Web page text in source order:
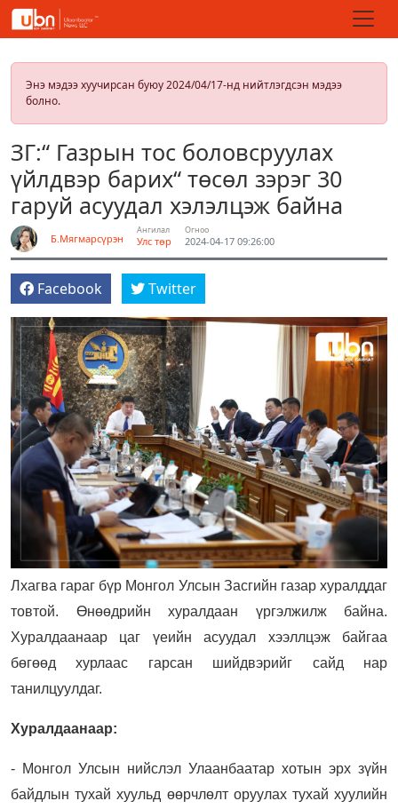
Энэ мэдээ хуучирсан буюу 2024/04/17-нд нийтлэгдсэн мэдээ
болно.
ЗГ:“ Газрын тос боловсруулах
үйлдвэр барих“ төсөл зэрэг 30
гаруй асуудал хэлэлцэж байна
Б.Мягмарсүрэн
Ангилал
Улс төр
Огноо
2024-04-17 09:26:00
Facebook Twitter
Лхагва гараг бүр Монгол Улсын Засгийн газар хуралддаг
товтой. Өнөөдрийн хуралдаан үргэлжилж байна.
Хуралдаанаар цаг үеийн асуудал хээллцэж байгаа
бөгөөд хурлаас гарсан шийдвэрийг сайд нар
танилцуулдаг.
Хуралдаанаар:
- Монгол Улсын нийслэл Улаанбаатар хотын эрх зүйн
байдлын тухай хуульд өөрчлөлт оруулах тухай хуулийн